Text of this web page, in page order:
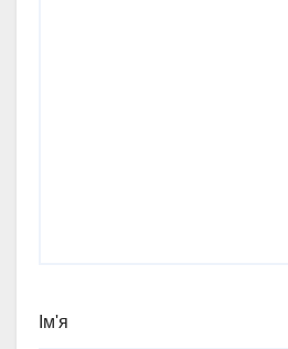
Ім'я